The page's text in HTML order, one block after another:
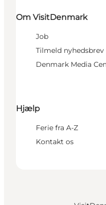
Om VisitDenmark
Job
Tilmeld nyhedsbrev
Denmark Media
Hjælp
Ferie fra A-Z
Kontakt os